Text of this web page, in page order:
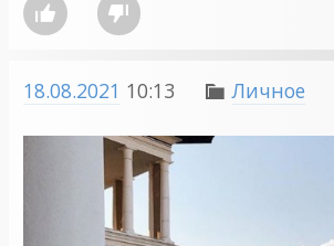
 
18.08.2021 10:13  Личное